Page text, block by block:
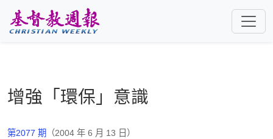
增強「環保」意識
第2077 期 （2004 年 6 月 13 日）